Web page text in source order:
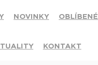
NOVINKY OBLÍBENÉ
KONTAKT